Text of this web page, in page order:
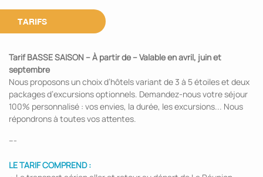
TARIFS
Tarif BASSE SAISON – À partir de – Valable en avril, juin et
septembre
Nous proposons un choix d’hôtels variant de 3 à 5 étoiles et deux
packages d’excursions optionnels. Demandez-nous votre séjour
100% personnalisé : vos envies, la durée, les excursions... Nous
répondrons à toutes vos attentes.
---
LE TARIF COMPREND :